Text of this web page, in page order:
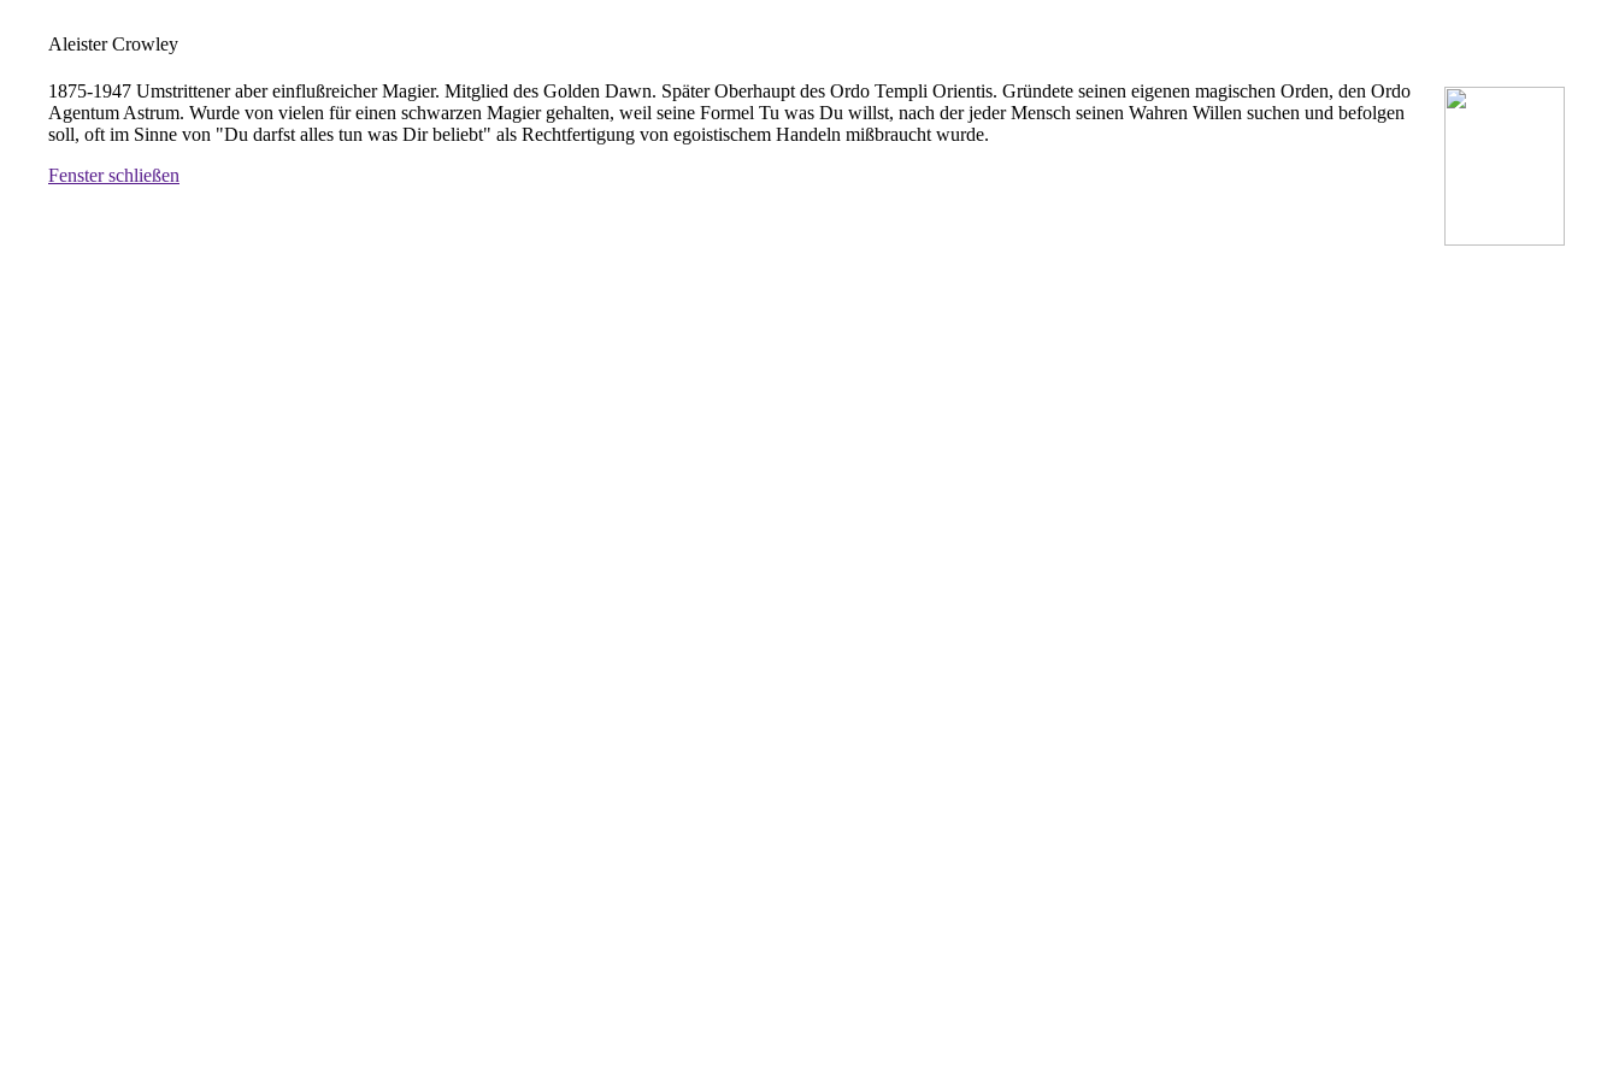
Aleister Crowley
1875-1947 Umstrittener aber einflußreicher Magier. Mitglied des Golden Dawn. Später Oberhaupt des Ordo Templi Orientis. Gründete seinen eigenen magischen Orden, den Ordo
Agentum Astrum. Wurde von vielen für einen schwarzen Magier gehalten, weil seine Formel Tu was Du willst, nach der jeder Mensch seinen Wahren Willen suchen und befolgen
soll, oft im Sinne von "Du darfst alles tun was Dir beliebt" als Rechtfertigung von egoistischem Handeln mißbraucht wurde.
Fenster schließen